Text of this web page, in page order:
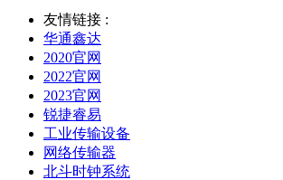
友情链接 :
华通鑫达
2020官网
2022官网
2023官网
锐捷睿易
工业传输设备
网络传输器
北斗时钟系统